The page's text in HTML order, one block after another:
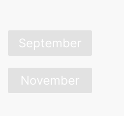
September
November